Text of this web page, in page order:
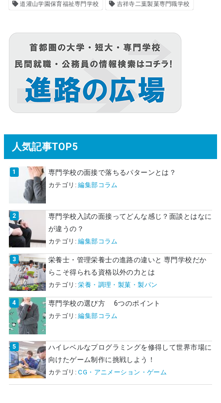
道灌山学園保育福祉専門学校 吉祥寺二葉製菓専門職学校
人気記事TOP5
専門学校の面接で落ちるパターンとは？
カテゴリ:編集部コラム
専門学校入試の面接ってどんな感じ？面談とはなに
が違うの？
カテゴリ:編集部コラム
栄養士・管理栄養士の進路の違いと 専門学校だか
らこそ得られる資格以外の力とは
カテゴリ:栄養・調理・製菓・製パン
専門学校の選び方 6つのポイント
カテゴリ:編集部コラム
ハイレベルなプログラミングを修得して世界市場に
向けたゲーム制作に挑戦しよう！
カテゴリ:CG・アニメーション・ゲーム